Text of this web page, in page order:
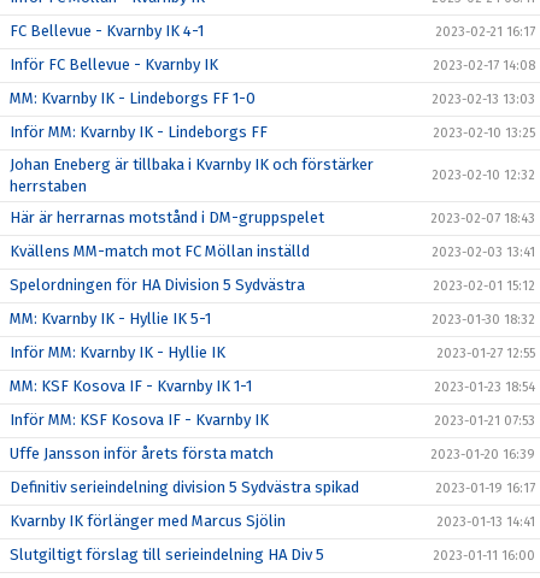
FC Bellevue - Kvarnby IK 4-1 2023-02-21 16:17
Inför FC Bellevue - Kvarnby IK 2023-02-17 14:08
MM: Kvarnby IK - Lindeborgs FF 1-0 2023-02-13 13:03
Inför MM: Kvarnby IK - Lindeborgs FF 2023-02-10 13:25
Johan Eneberg är tillbaka i Kvarnby IK och förstärker
herrstaben
2023-02-10 12:32
Här är herrarnas motstånd i DM-gruppspelet 2023-02-07 18:43
Kvällens MM-match mot FC Möllan inställd 2023-02-03 13:41
Spelordningen för HA Division 5 Sydvästra 2023-02-01 15:12
MM: Kvarnby IK - Hyllie IK 5-1 2023-01-30 18:32
Inför MM: Kvarnby IK - Hyllie IK 2023-01-27 12:55
MM: KSF Kosova IF - Kvarnby IK 1-1 2023-01-23 18:54
Inför MM: KSF Kosova IF - Kvarnby IK 2023-01-21 07:53
Uffe Jansson inför årets första match 2023-01-20 16:39
Definitiv serieindelning division 5 Sydvästra spikad 2023-01-19 16:17
Kvarnby IK förlänger med Marcus Sjölin 2023-01-13 14:41
Slutgiltigt förslag till serieindelning HA Div 5 2023-01-11 16:00